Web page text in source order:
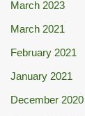
March 2023
March 2021
February 2021
January 2021
December 2020